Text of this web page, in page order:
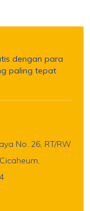
dengan para
paling tepat
No. 26, RT/RW